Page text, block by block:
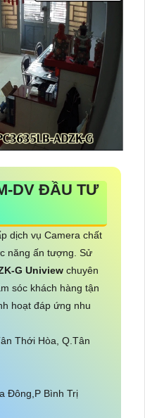
DV ĐẦU TƯ
dịch vụ Camera chất
năng ấn tượng. Sử
G Uniview chuyên
sóc khách hàng tận
hoạt đáp ứng nhu
Thới Hòa, Q.Tân
Đông,P Bình Trị